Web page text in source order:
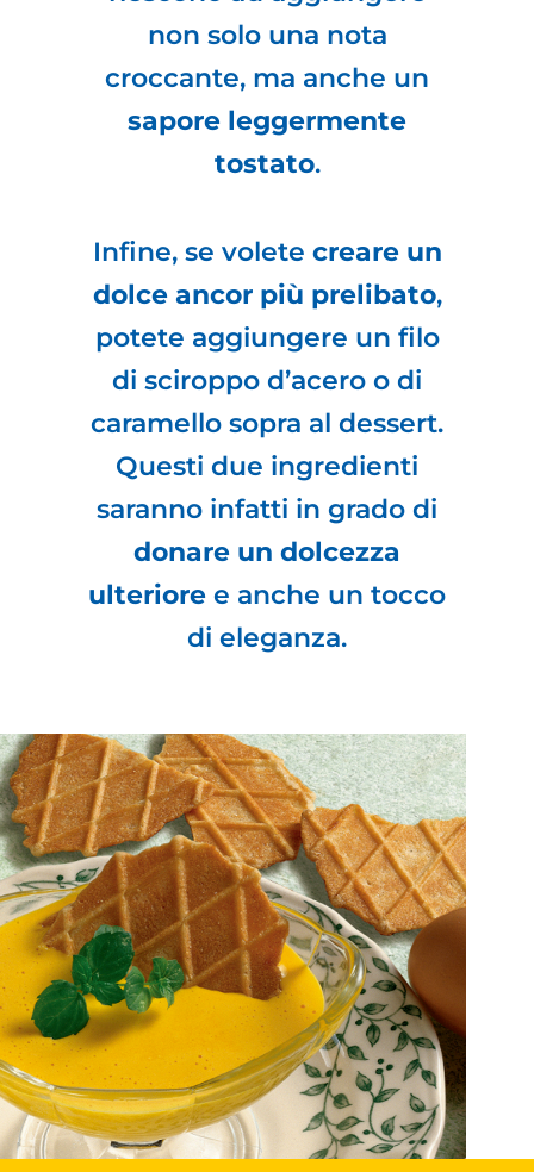
non solo una nota
croccante, ma anche un
sapore leggermente
tostato.
Infine, se volete creare un
dolce ancor più prelibato,
potete aggiungere un filo
di sciroppo d’acero o di
caramello sopra al dessert.
Questi due ingredienti
saranno infatti in grado di
donare un dolcezza
ulteriore e anche un tocco
di eleganza.